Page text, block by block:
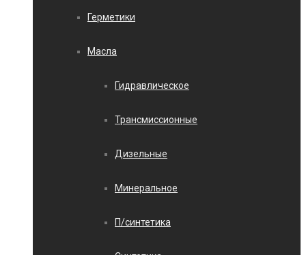
Герметики
Масла
Гидравлическое
Трансмиссионные
Дизельные
Минеральное
П/синтетика